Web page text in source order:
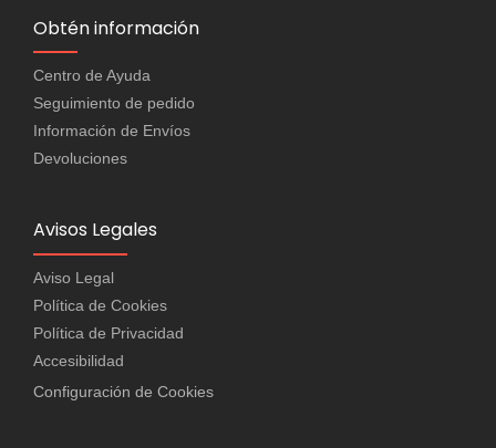
Obtén información
Centro de Ayuda
Seguimiento de pedido
Información de Envíos
Devoluciones
Avisos Legales
Aviso Legal
Política de Cookies
Política de Privacidad
Accesibilidad
Configuración de Cookies